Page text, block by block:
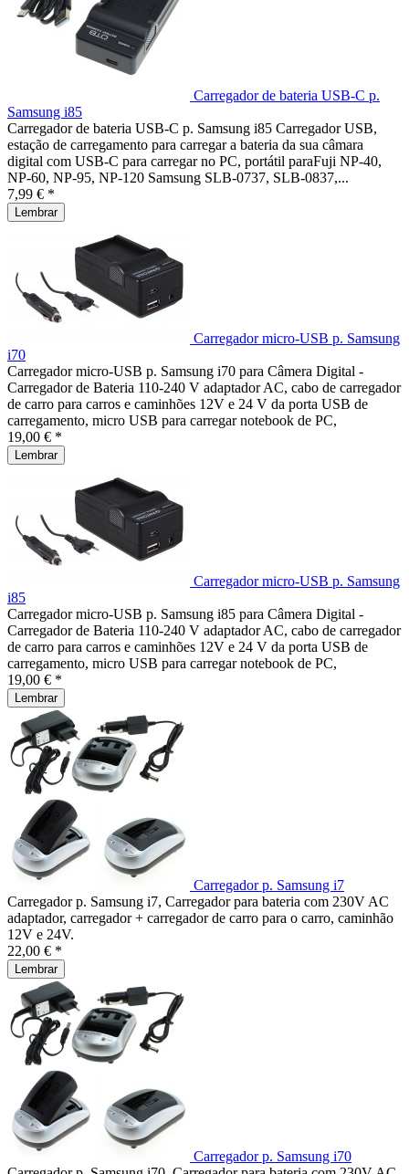
Carregador de bateria USB-C p.
Samsung i85
Carregador de bateria USB-C p. Samsung i85 Carregador USB,
estação de carregamento para carregar a bateria da sua câmara
digital com USB-C para carregar no PC, portátil paraFuji NP-40,
NP-60, NP-95, NP-120 Samsung SLB-0737, SLB-0837,...
7,99 € *
Lembrar
Carregador micro-USB p. Samsung
i70
Carregador micro-USB p. Samsung i70 para Câmera Digital -
Carregador de Bateria 110-240 V adaptador AC, cabo de carregador
de carro para carros e caminhões 12V e 24 V da porta USB de
carregamento, micro USB para carregar notebook de PC,
19,00 € *
Lembrar
Carregador micro-USB p. Samsung
i85
Carregador micro-USB p. Samsung i85 para Câmera Digital -
Carregador de Bateria 110-240 V adaptador AC, cabo de carregador
de carro para carros e caminhões 12V e 24 V da porta USB de
carregamento, micro USB para carregar notebook de PC,
19,00 € *
Lembrar
Carregador p. Samsung i7
Carregador p. Samsung i7, Carregador para bateria com 230V AC
adaptador, carregador + carregador de carro para o carro, caminhão
12V e 24V.
22,00 € *
Lembrar
Carregador p. Samsung i70